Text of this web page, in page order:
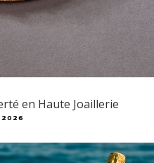
en Haute Joaillerie
2026